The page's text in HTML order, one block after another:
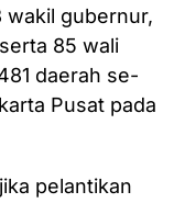
wakil gubernur,
85 wali
daerah se-
Pusat pada
pelantikan